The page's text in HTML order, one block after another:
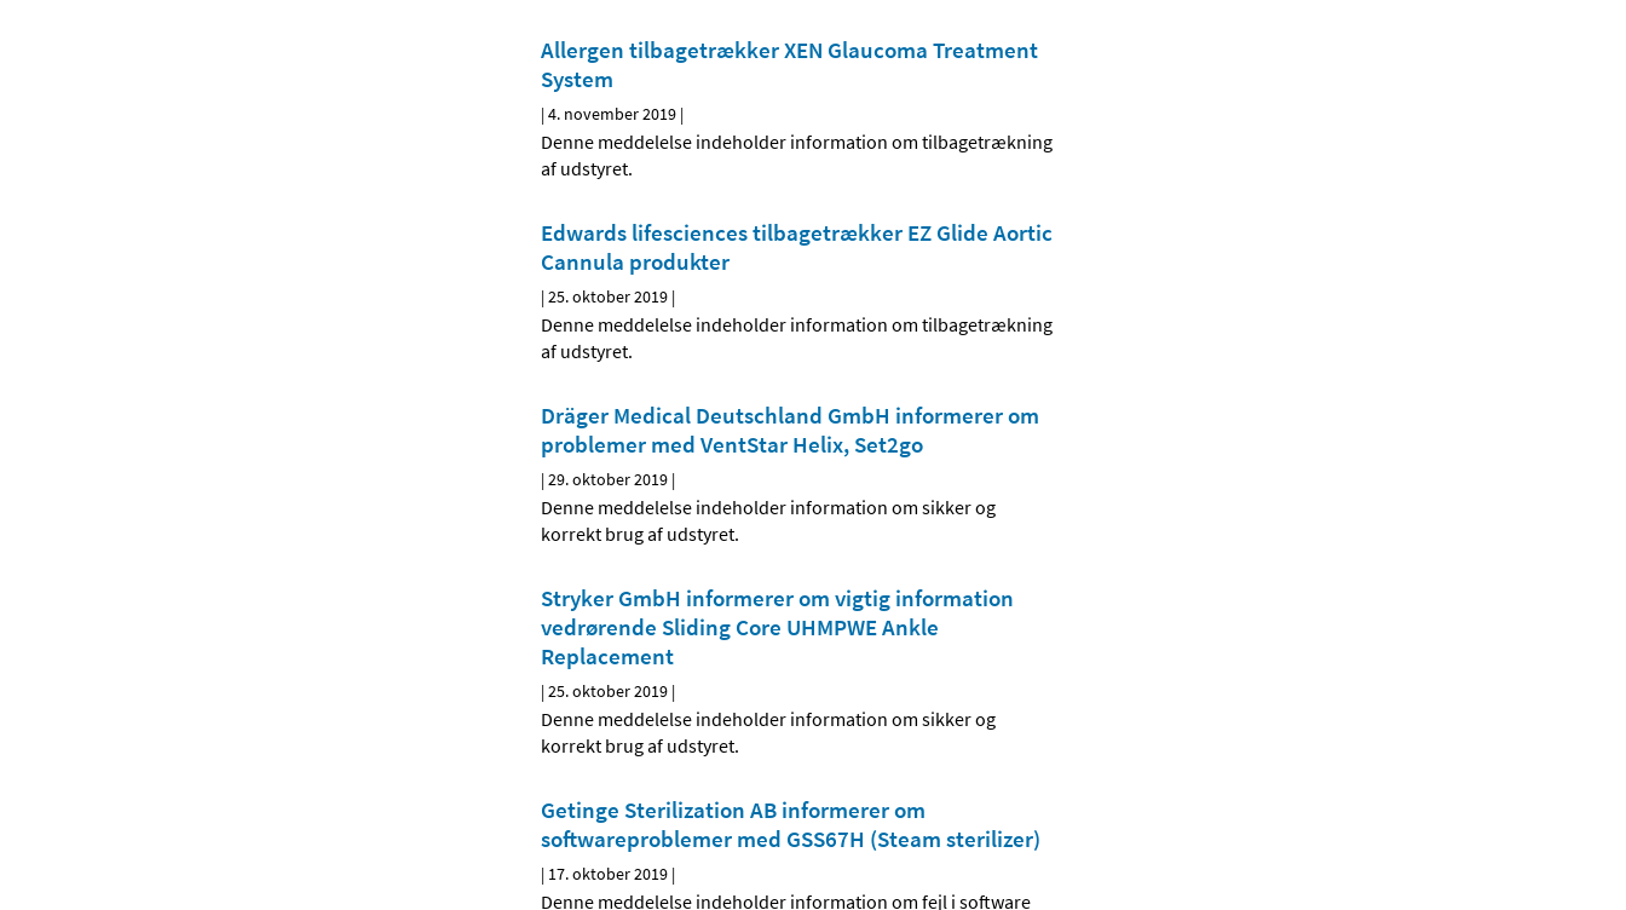
Allergen tilbagetrækker XEN Glaucoma Treatment
System
|4. november 2019 |
Denne meddelelse indeholder information om tilbagetrækning
af udstyret.
Edwards lifesciences tilbagetrækker EZ Glide Aortic
Cannula produkter
|25. oktober 2019 |
Denne meddelelse indeholder information om tilbagetrækning
af udstyret.
Dräger Medical Deutschland GmbH informerer om
problemer med VentStar Helix, Set2go
|29. oktober 2019 |
Denne meddelelse indeholder information om sikker og
korrekt brug af udstyret.
Stryker GmbH informerer om vigtig information
vedrørende Sliding Core UHMPWE Ankle
Replacement
|25. oktober 2019 |
Denne meddelelse indeholder information om sikker og
korrekt brug af udstyret.
Getinge Sterilization AB informerer om
softwareproblemer med GSS67H (Steam sterilizer)
| 17. oktober 2019 |
Denne meddelelse indeholder information om fejl i software